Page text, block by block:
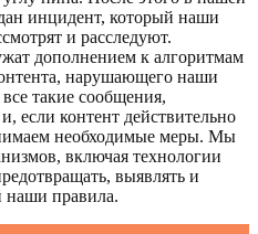
инцидент, который наши
и расследуют.
дополнением к алгоритмам
нарушающего наши
такие сообщения,
если контент действительно
необходимые меры. Мы
включая технологии
выявлять и
наши правила.